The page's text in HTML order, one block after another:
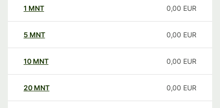
1 MNT 0,00 EUR
5 MNT 0,00 EUR
10 MNT 0,00 EUR
20 MNT 0,00 EUR